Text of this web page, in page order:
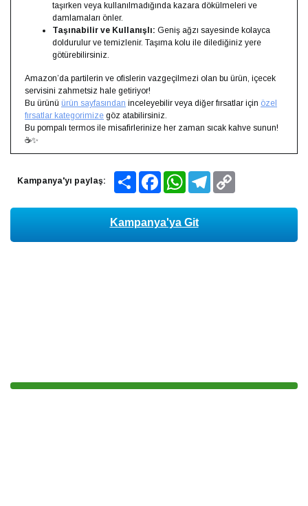
taşırken veya kullanılmadığında kazara dökülmeleri ve
damlamaları önler.
Taşınabilir ve Kullanışlı: Geniş ağzı sayesinde kolayca
doldurulur ve temizlenir. Taşıma kolu ile dilediğiniz yere
götürebilirsiniz.
Amazon’da partilerin ve ofislerin vazgeçilmezi olan bu ürün, içecek
servisini zahmetsiz hale getiriyor!
Bu ürünü ürün sayfasından inceleyebilir veya diğer fırsatlar için özel
fırsatlar kategorimize göz atabilirsiniz.
Bu pompalı termos ile misafirlerinize her zaman sıcak kahve sunun!
☕✨
Kampanya'yı paylaş: Share FacebookWhatsAppTelegram
Kampanya'ya Git